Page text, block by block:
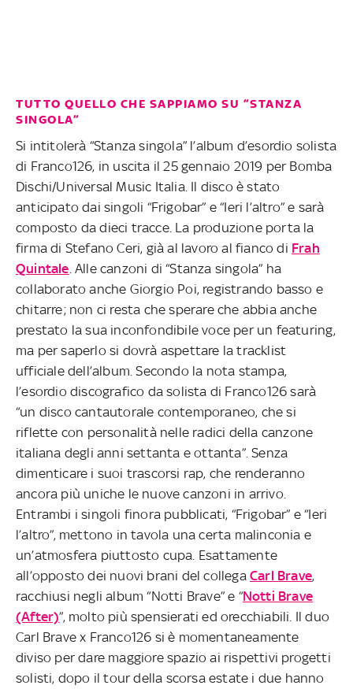
TUTTO QUELLO CHE SAPPIAMO SU “STANZA
SINGOLA”
Si intitolerà “Stanza singola” l’album d’esordio solista
di Franco126, in uscita il 25 gennaio 2019 per Bomba
Dischi/Universal Music Italia. Il disco è stato
anticipato dai singoli “Frigobar” e “Ieri l’altro” e sarà
composto da dieci tracce. La produzione porta la
firma di Stefano Ceri, già al lavoro al fianco di Frah
Quintale. Alle canzoni di “Stanza singola” ha
collaborato anche Giorgio Poi, registrando basso e
chitarre; non ci resta che sperare che abbia anche
prestato la sua inconfondibile voce per un featuring,
ma per saperlo si dovrà aspettare la tracklist
ufficiale dell’album. Secondo la nota stampa,
l’esordio discografico da solista di Franco126 sarà
“un disco cantautorale contemporaneo, che si
riflette con personalità nelle radici della canzone
italiana degli anni settanta e ottanta”. Senza
dimenticare i suoi trascorsi rap, che renderanno
ancora più uniche le nuove canzoni in arrivo.
Entrambi i singoli finora pubblicati, “Frigobar” e “Ieri
l’altro”, mettono in tavola una certa malinconia e
un’atmosfera piuttosto cupa. Esattamente
all’opposto dei nuovi brani del collega Carl Brave,
racchiusi negli album “Notti Brave” e “Notti Brave
(After)”, molto più spensierati ed orecchiabili. Il duo
Carl Brave x Franco126 si è momentaneamente
diviso per dare maggiore spazio ai rispettivi progetti
solisti, dopo il tour della scorsa estate i due hanno